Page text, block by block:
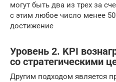
могут быть два из трех за
с этим любое число менее
достижение
Уровень 2. KPI
со стратегическими
Другим подходом является